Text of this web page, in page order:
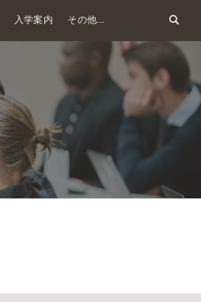
入学案内 その他...